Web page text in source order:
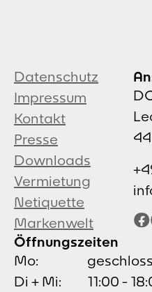
Datenschutz
Impressum
Kontakt
Presse
Downloads
Vermietung
Netiquette
Markenwelt
Öffnungszeiten
Mo:
Di + Mi:
11:00 -